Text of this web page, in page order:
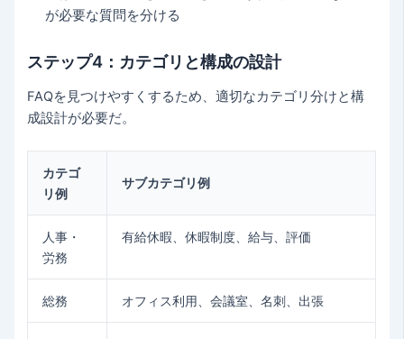
が必要な質問を分ける
ステップ4：カテゴリと構成の設計
FAQを見つけやすくするため、適切なカテゴリ分けと構
成設計が必要だ。
カテゴ
リ例
サブカテゴリ例
人事・
労務
有給休暇、休暇制度、給与、評価
総務 オフィス利用、会議室、名刺、出張